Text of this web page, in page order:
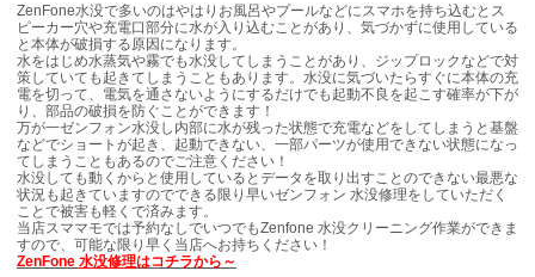
ZenFone水没で多いのはやはりお風呂やプールなどにスマホを持ち込むとス
ピーカー穴や充電口部分に水が入り込むことがあり、気づかずに使用している
と本体が破損する原因になります。
水をはじめ水蒸気や霧でも水没してしまうことがあり、ジップロックなどで対
策していても起きてしまうこともあります。水没に気づいたらすぐに本体の充
電を切って、電気を通さないようにするだけでも起動不良を起こす確率が下が
り、部品の破損を防ぐことができます！
万が一ゼンフォン水没し内部に水が残った状態で充電などをしてしまうと基盤
などでショートが起き、起動できない、一部パーツが使用できない状態になっ
てしまうこともあるのでご注意ください！
水没しても動くからと使用しているとデータを取り出すことのできない最悪な
状況も起きていますのでできる限り早いゼンフォン 水没修理をしていただく
ことで被害も軽くで済みます。
当店スママモでは予約なしでいつでもZenfone 水没クリーニング作業ができま
すので、可能な限り早く当店へお持ちください！
ZenFone 水没修理はコチラから～